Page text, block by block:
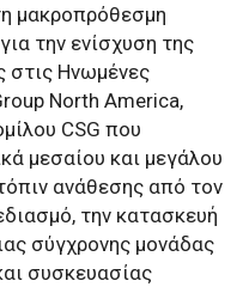
μακροπρόθεσμη
την ενίσχυση της
στις Ηνωμένες
North America,
CSG που
μεσαίου και μεγάλου
ανάθεσης από τον
την κατασκευή
σύγχρονης μονάδας
συσκευασίας